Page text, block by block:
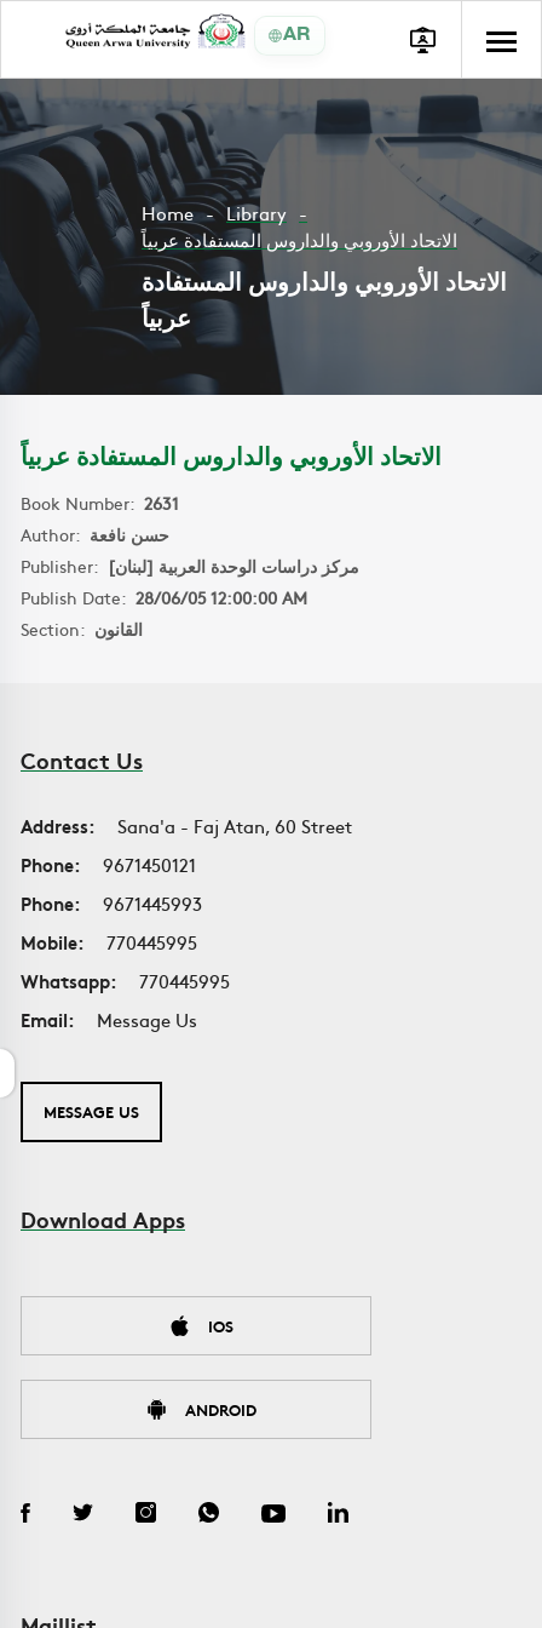
AR
Home
Library
الاتحاد الأوروبي والداروس المستفادة عربياً
الاتحاد الأوروبي والداروس المستفادة
عربياً
الاتحاد الأوروبي والداروس المستفادة عربياً
Book Number: 2631
Author: حسن نافعة
Publisher: مركز دراسات الوحدة العربية [لبنان]
Publish Date: 28/06/05 12:00:00 AM
Section: القانون
Contact Us
Address:
Sana'a - Faj Atan, 60 Street
Phone:
9671450121
Phone:
9671445993
Mobile:
770445995
Whatsapp:
770445995
Email:
Message Us
MESSAGE US
Download Apps
IOS
ANDROID